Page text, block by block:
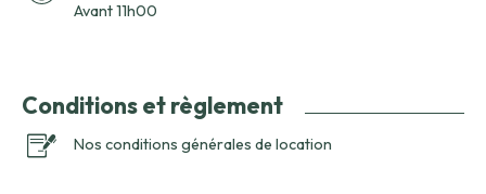
Avant 11h00
Conditions et règlement
Nos conditions générales de location